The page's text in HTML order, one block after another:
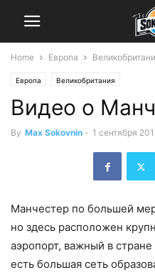
Home Европа
Европа Великобритания
Видео о
By Max Sokovnin - 1 сентября
Манчестер по большей
но здесь расположен
аэропорт, важный в
есть большая сеть